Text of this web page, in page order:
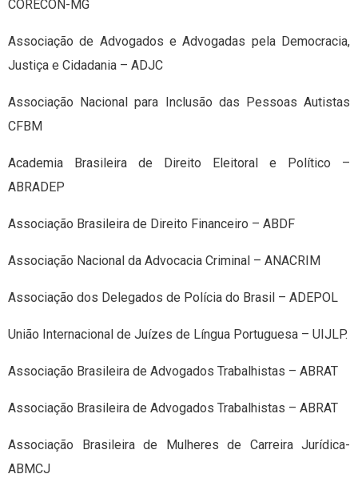
CORECON-MG
Associação de Advogados e Advogadas pela Democracia,
Justiça e Cidadania – ADJC
Associação Nacional para Inclusão das Pessoas Autistas
CFBM
Academia Brasileira de Direito Eleitoral e Político –
ABRADEP
Associação Brasileira de Direito Financeiro – ABDF
Associação Nacional da Advocacia Criminal – ANACRIM
Associação dos Delegados de Polícia do Brasil – ADEPOL
União Internacional de Juízes de Língua Portuguesa – UIJLP.
Associação Brasileira de Advogados Trabalhistas – ABRAT
Associação Brasileira de Advogados Trabalhistas – ABRAT
Associação Brasileira de Mulheres de Carreira Jurídica-
ABMCJ